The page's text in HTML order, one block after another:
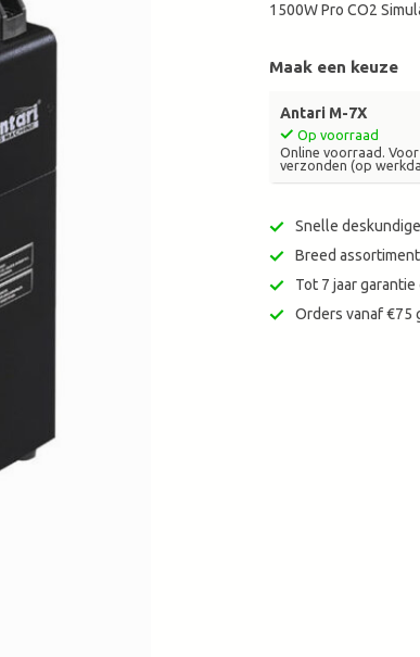
1500W Pro CO2
Maak een keuze
Antari M-7X
Op voorraad
Online voorraad.
verzonden (op
Snelle
Breed
Tot 7 jaar
Orders vanaf €75